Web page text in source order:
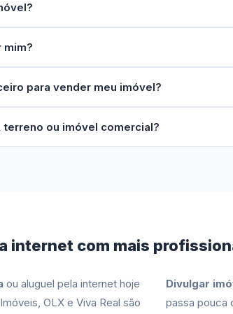
mim?
para vender meu imóvel?
terreno ou imóvel comercial?
internet com mais
ou aluguel pela internet hoje
OLX e Viva Real são
Divulgar
passa pouca